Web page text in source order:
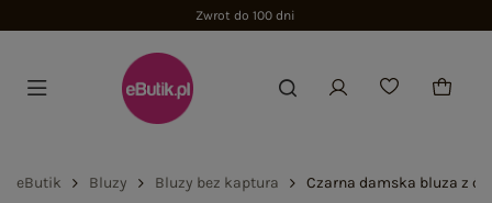
Zwrot do 100 dni
eButik Bluzy Bluzy bez kaptura Czarna damska bluza z